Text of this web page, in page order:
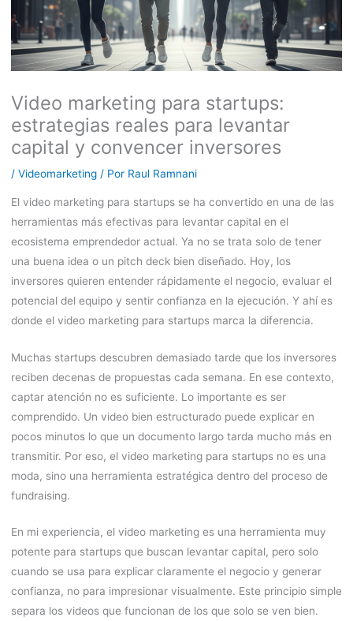
Video marketing para startups:
estrategias reales para levantar
capital y convencer inversores
/ Videomarketing/ Por Raul Ramnani
El video marketing para startups se ha convertido en una de las
herramientas más efectivas para levantar capital en el
ecosistema emprendedor actual. Ya no se trata solo de tener
una buena idea o un pitch deck bien diseñado. Hoy, los
inversores quieren entender rápidamente el negocio, evaluar el
potencial del equipo y sentir confianza en la ejecución. Y ahí es
donde el video marketing para startups marca la diferencia.
Muchas startups descubren demasiado tarde que los inversores
reciben decenas de propuestas cada semana. En ese contexto,
captar atención no es suficiente. Lo importante es ser
comprendido. Un video bien estructurado puede explicar en
pocos minutos lo que un documento largo tarda mucho más en
transmitir. Por eso, el video marketing para startups no es una
moda, sino una herramienta estratégica dentro del proceso de
fundraising.
En mi experiencia, el video marketing es una herramienta muy
potente para startups que buscan levantar capital, pero solo
cuando se usa para explicar claramente el negocio y generar
confianza, no para impresionar visualmente. Este principio simple
separa los videos que funcionan de los que solo se ven bien.